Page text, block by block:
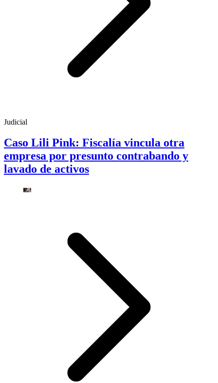
Judicial
Caso Lili Pink: Fiscalía vincula otra
empresa por presunto contrabando y
lavado de activos